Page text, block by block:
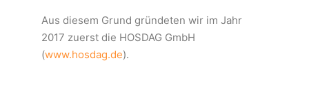
Aus diesem Grund gründeten wir im Jahr
2017 zuerst die HOSDAG GmbH
(www.hosdag.de).